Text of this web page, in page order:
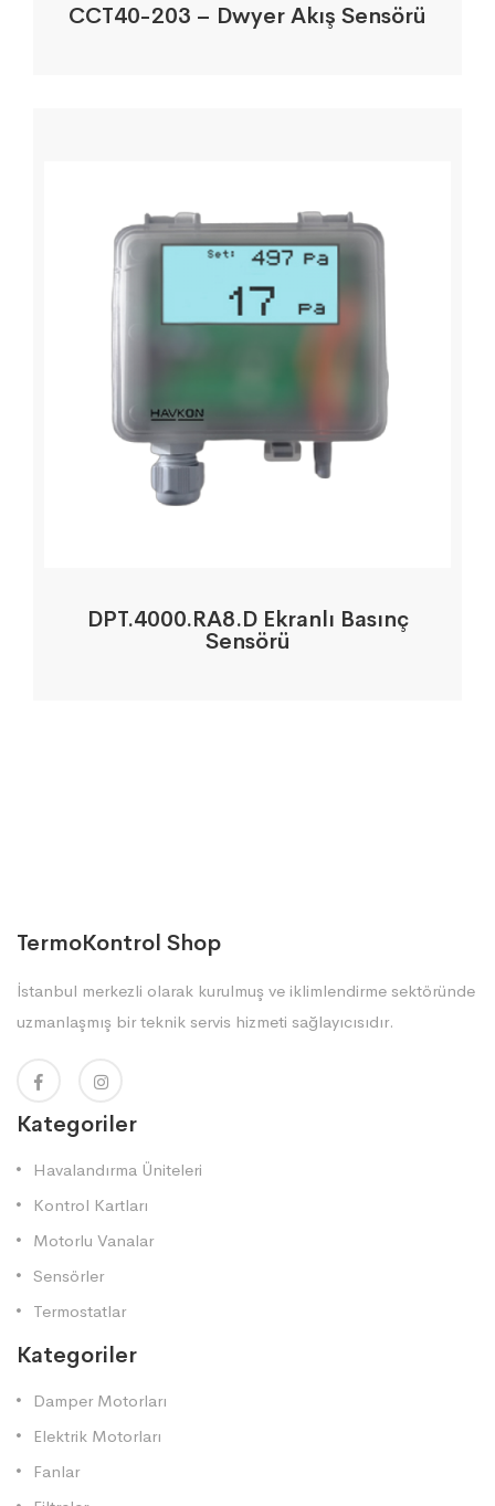
CCT40-203 – Dwyer Akış Sensörü
DPT.4000.RA8.D Ekranlı Basınç
Sensörü
TermoKontrol Shop
İstanbul merkezli olarak kurulmuş ve iklimlendirme sektöründe
uzmanlaşmış bir teknik servis hizmeti sağlayıcısıdır.
Kategoriler
Havalandırma Üniteleri
Kontrol Kartları
Motorlu Vanalar
Sensörler
Termostatlar
Kategoriler
Damper Motorları
Elektrik Motorları
Fanlar